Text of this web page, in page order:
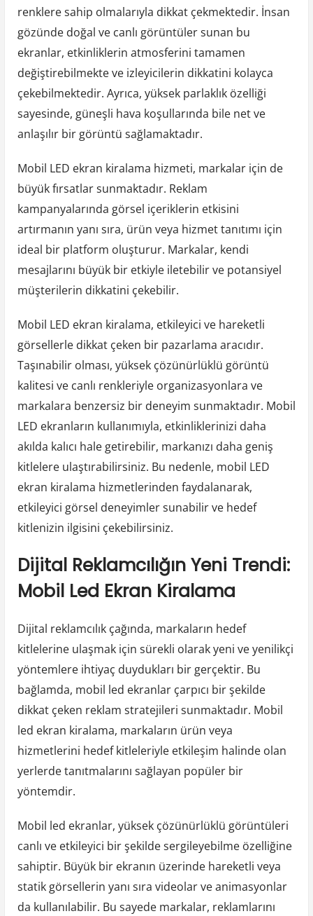
renklere sahip olmalarıyla dikkat çekmektedir. İnsan
gözünde doğal ve canlı görüntüler sunan bu
ekranlar, etkinliklerin atmosferini tamamen
değiştirebilmekte ve izleyicilerin dikkatini kolayca
çekebilmektedir. Ayrıca, yüksek parlaklık özelliği
sayesinde, güneşli hava koşullarında bile net ve
anlaşılır bir görüntü sağlamaktadır.
Mobil LED ekran kiralama hizmeti, markalar için de
büyük fırsatlar sunmaktadır. Reklam
kampanyalarında görsel içeriklerin etkisini
artırmanın yanı sıra, ürün veya hizmet tanıtımı için
ideal bir platform oluşturur. Markalar, kendi
mesajlarını büyük bir etkiyle iletebilir ve potansiyel
müşterilerin dikkatini çekebilir.
Mobil LED ekran kiralama, etkileyici ve hareketli
görsellerle dikkat çeken bir pazarlama aracıdır.
Taşınabilir olması, yüksek çözünürlüklü görüntü
kalitesi ve canlı renkleriyle organizasyonlara ve
markalara benzersiz bir deneyim sunmaktadır. Mobil
LED ekranların kullanımıyla, etkinliklerinizi daha
akılda kalıcı hale getirebilir, markanızı daha geniş
kitlelere ulaştırabilirsiniz. Bu nedenle, mobil LED
ekran kiralama hizmetlerinden faydalanarak,
etkileyici görsel deneyimler sunabilir ve hedef
kitlenizin ilgisini çekebilirsiniz.
Dijital Reklamcılığın Yeni Trendi:
Mobil Led Ekran Kiralama
Dijital reklamcılık çağında, markaların hedef
kitlelerine ulaşmak için sürekli olarak yeni ve yenilikçi
yöntemlere ihtiyaç duydukları bir gerçektir. Bu
bağlamda, mobil led ekranlar çarpıcı bir şekilde
dikkat çeken reklam stratejileri sunmaktadır. Mobil
led ekran kiralama, markaların ürün veya
hizmetlerini hedef kitleleriyle etkileşim halinde olan
yerlerde tanıtmalarını sağlayan popüler bir
yöntemdir.
Mobil led ekranlar, yüksek çözünürlüklü görüntüleri
canlı ve etkileyici bir şekilde sergileyebilme özelliğine
sahiptir. Büyük bir ekranın üzerinde hareketli veya
statik görsellerin yanı sıra videolar ve animasyonlar
da kullanılabilir. Bu sayede markalar, reklamlarını